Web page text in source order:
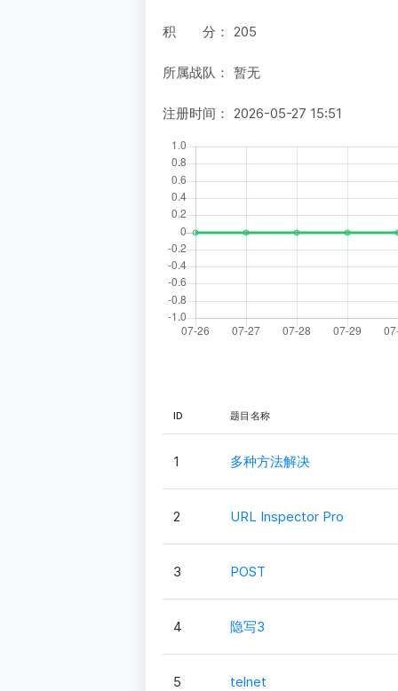
积 分： 205
所属战队： 暂无
注册时间： 2026-05-27 15:51
ID 题目名称
1 多种方法解决
2 URL Inspector Pro
3 POST
4 隐写3
5 telnet